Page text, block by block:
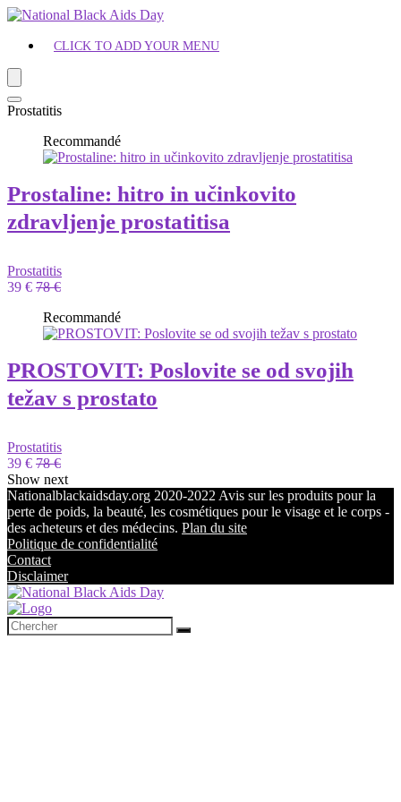
CLICK TO ADD YOUR MENU
Prostatitis
Recommandé
Prostaline: hitro in učinkovito
zdravljenje prostatitisa
Prostatitis
39 € 78 €
Recommandé
PROSTOVIT: Poslovite se od svojih
težav s prostato
Prostatitis
39 € 78 €
Show next
Nationalblackaidsday.org 2020-2022 Avis sur les produits pour la
perte de poids, la beauté, les cosmétiques pour le visage et le corps -
des acheteurs et des médecins. Plan du site
Politique de confidentialité
Contact
Disclaimer